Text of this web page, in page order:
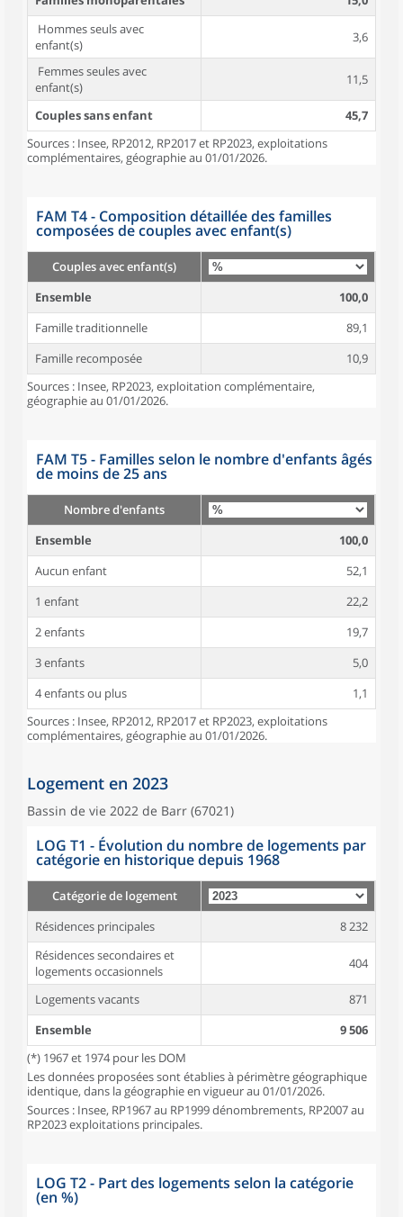
Hommes seuls avec
enfant(s)
3,6
Femmes seules avec
enfant(s)
11,5
Couples sans enfant
45,7
Sources : Insee, RP2012, RP2017 et RP2023, exploitations
complémentaires, géographie au 01/01/2026.
FAM T4 - Composition détaillée des familles
composées de couples avec enfant(s)
Couples avec enfant(s)
Ensemble
100,0
Famille traditionnelle
89,1
Famille recomposée
10,9
Sources : Insee, RP2023, exploitation complémentaire,
géographie au 01/01/2026.
FAM T5 - Familles selon le nombre d'enfants âgés
de moins de 25 ans
Nombre d'enfants
Ensemble
100,0
Aucun enfant
52,1
1 enfant
22,2
2 enfants
19,7
3 enfants
5,0
4 enfants ou plus
1,1
Sources : Insee, RP2012, RP2017 et RP2023, exploitations
complémentaires, géographie au 01/01/2026.
Logement en 2023
Bassin de vie 2022 de Barr (67021)
LOG T1 - Évolution du nombre de logements par
catégorie en historique depuis 1968
Catégorie de logement
Résidences principales
8 232
Résidences secondaires et
logements occasionnels
404
Logements vacants
871
Ensemble
9 506
(*) 1967 et 1974 pour les DOM
Les données proposées sont établies à périmètre géographique
identique, dans la géographie en vigueur au 01/01/2026.
Sources : Insee, RP1967 au RP1999 dénombrements, RP2007 au
RP2023 exploitations principales.
LOG T2 - Part des logements selon la catégorie
(en %)